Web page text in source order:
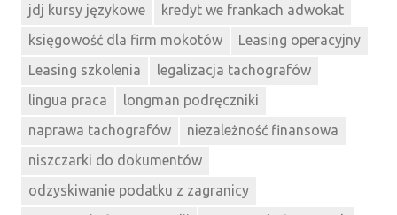
jdj kursy językowe
kredyt we frankach adwokat
księgowość dla firm mokotów
Leasing operacyjny
Leasing szkolenia
legalizacja tachografów
lingua praca
longman podręczniki
naprawa tachografów
niezależność finansowa
niszczarki do dokumentów
odzyskiwanie podatku z zagranicy